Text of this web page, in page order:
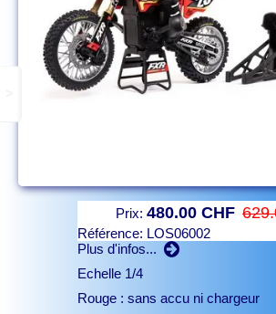
Prix: 480.00 CHF
Référence: LOS06002
Plus d'infos...
Echelle 1/4
Rouge : sans accu ni chargeur